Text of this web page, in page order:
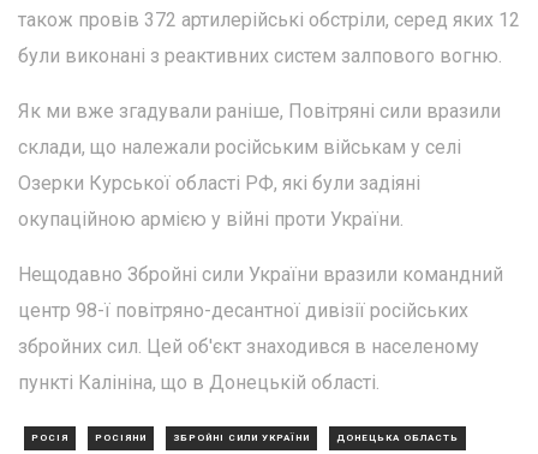
також провів 372 артилерійські обстріли, серед яких 12
були виконані з реактивних систем залпового вогню.
Як ми вже згадували раніше, Повітряні сили вразили
склади, що належали російським військам у селі
Озерки Курської області РФ, які були задіяні
окупаційною армією у війні проти України.
Нещодавно Збройні сили України вразили командний
центр 98-ї повітряно-десантної дивізії російських
збройних сил. Цей об'єкт знаходився в населеному
пункті Калініна, що в Донецькій області.
РОСІЯ РОСІЯНИ ЗБРОЙНІ СИЛИ УКРАЇНИ ДОНЕЦЬКА ОБЛАСТЬ